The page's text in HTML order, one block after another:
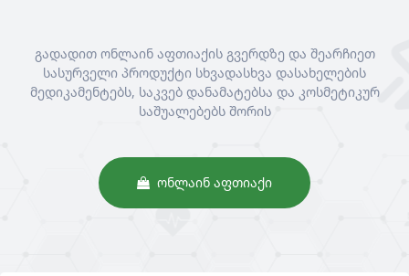
გადადით ონლაინ აფთიაქის გვერდზე და შეარჩიეთ
სასურველი პროდუქტი სხვადასხვა დასახელების
მედიკამენტებს, საკვებ დანამატებსა და კოსმეტიკურ
საშუალებებს შორის
ᲝᲜᲚᲐᲘᲜ ᲐᲤᲗᲘᲐᲥᲘ